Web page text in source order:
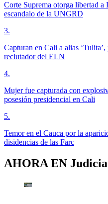
Corte Suprema otorga libertad a
escandalo de la UNGRD
3.
Capturan en Cali a alias
reclutador del ELN
4.
Mujer fue capturada con
posesión presidencial en Cali
5.
Temor en el Cauca por la
disidencias de las Farc
AHORA EN